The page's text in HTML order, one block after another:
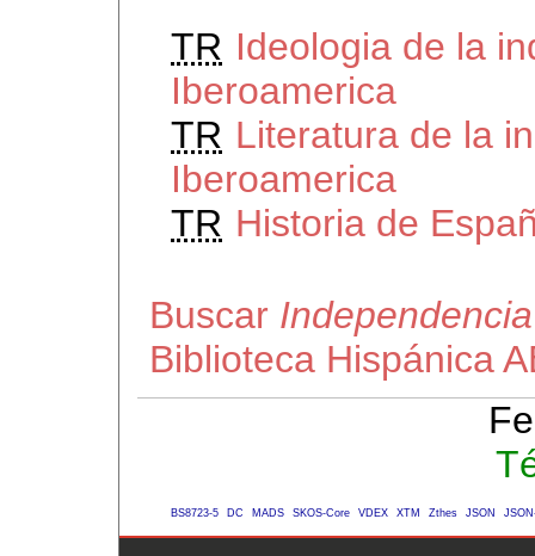
TR Ideologia de la
Iberoamerica
TR Literatura de la
Iberoamerica
TR Historia de
Buscar
Biblioteca Hispánica
BS8723-5 DC MADS SKOS-Core VDEX XTM Zthes JSON